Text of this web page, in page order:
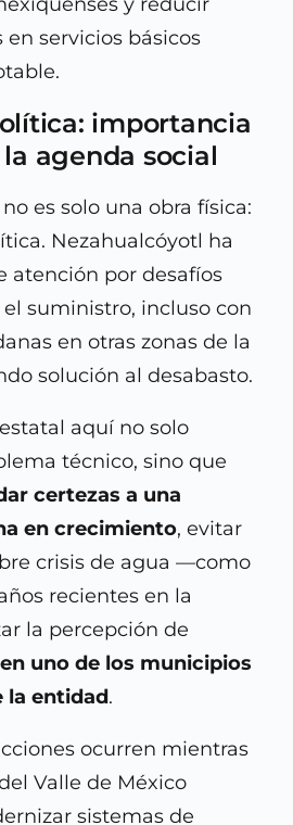
servicios básicos
importancia
agenda social
es solo una obra física:
Nezahualcóyotl ha
atención por desafíos
suministro, incluso con
en otras zonas de la
solución al desabasto.
aquí no solo
técnico, sino que
certezas a una
en crecimiento, evitar
crisis de agua —como
recientes en la
la percepción de
uno de los municipios
la entidad.
ocurren mientras
Valle de México
sistemas de